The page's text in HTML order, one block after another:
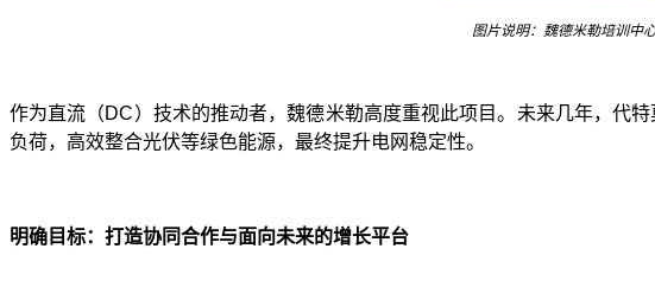
图片说明：魏德米勒培训中
作为直流（DC）技术的推动者，魏德米勒高度重视此项目。未来几年，代
负荷，高效整合光伏等绿色能源，最终提升电网稳定性。
明确目标：打造协同合作与面向未来的增长平台